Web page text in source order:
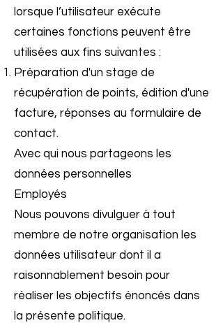
lorsque l’utilisateur exécute
certaines fonctions peuvent être
utilisées aux fins suivantes :
Préparation d'un stage de
récupération de points, édition d'une
facture, réponses au formulaire de
contact.
Avec qui nous partageons les
données personnelles
Employés
Nous pouvons divulguer à tout
membre de notre organisation les
données utilisateur dont il a
raisonnablement besoin pour
réaliser les objectifs énoncés dans
la présente politique.